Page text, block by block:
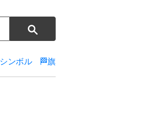
シンボル 🏁旗